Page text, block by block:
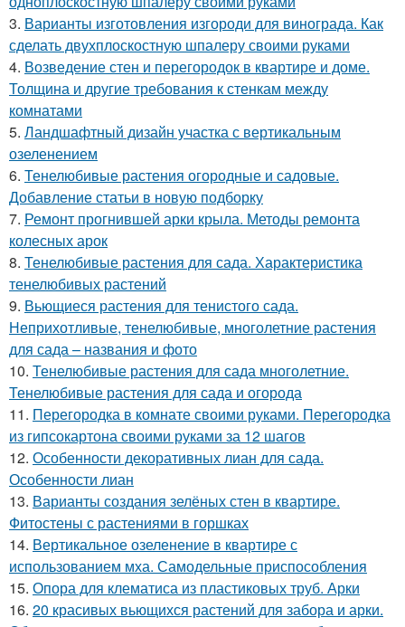
3. Варианты изготовления изгороди для винограда. Как
сделать двухплоскостную шпалеру своими руками
4. Возведение стен и перегородок в квартире и доме.
Толщина и другие требования к стенкам между
комнатами
5. Ландшафтный дизайн участка с вертикальным
озеленением
6. Тенелюбивые растения огородные и садовые.
Добавление статьи в новую подборку
7. Ремонт прогнившей арки крыла. Методы ремонта
колесных арок
8. Тенелюбивые растения для сада. Характеристика
тенелюбивых растений
9. Вьющиеся растения для тенистого сада.
Неприхотливые, тенелюбивые, многолетние растения
для сада – названия и фото
10. Тенелюбивые растения для сада многолетние.
Тенелюбивые растения для сада и огорода
11. Перегородка в комнате своими руками. Перегородка
из гипсокартона своими руками за 12 шагов
12. Особенности декоративных лиан для сада.
Особенности лиан
13. Варианты создания зелёных стен в квартире.
Фитостены с растениями в горшках
14. Вертикальное озеленение в квартире с
использованием мха. Самодельные приспособления
15. Опора для клематиса из пластиковых труб. Арки
16. 20 красивых вьющихся растений для забора и арки.